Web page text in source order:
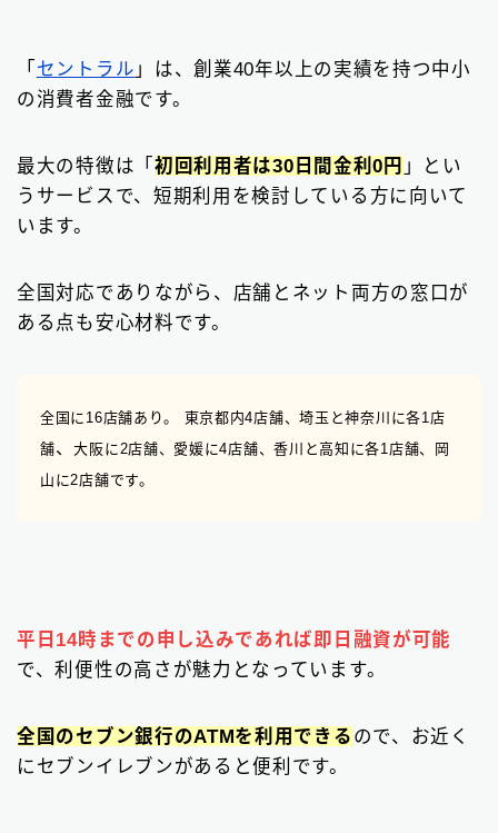
「 セントラル 」は、創業40年以上の実績を持つ中小
の消費者金融です。
最大の特徴は「 初回利用者は30日間金利0円 」とい
うサービスで、短期利用を検討している方に向いて
います。
全国対応でありながら、店舗とネット両方の窓口が
ある点も安心材料です。
全国に16店舗あり。 東京都内4店舗、埼玉と神奈川 に各1店
舗、大阪に2店舗、愛媛に4店舗、香川と高知に各1店舗、岡
山に2店舗です。
平日14時までの申し込みであれば即日融資が可能
で、利便性の高さが魅力となっています。
全国のセブン銀行のATMを利用できる ので、お近く
にセブンイレブンがあると便利です。